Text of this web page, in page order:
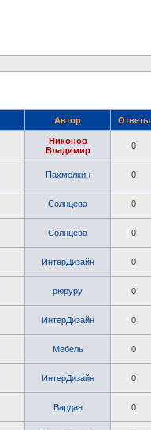
Автор Ответы
Никонов
Владимир
0
Пахмелкин 0
Солнцева 0
Солнцева 0
ИнтерДизайн 0
рюруру 0
ИнтерДизайн 0
Мебель 0
ИнтерДизайн 0
Вардан 0